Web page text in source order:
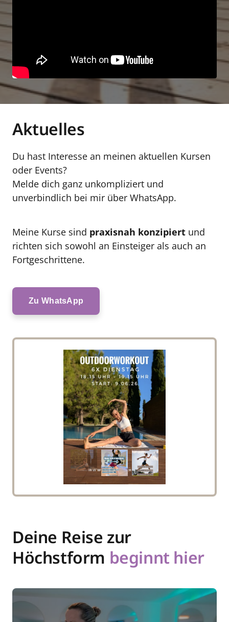
Aktuelles
Du hast Interesse an meinen aktuellen Kursen
oder Events?
Melde dich ganz unkompliziert und
unverbindlich bei mir über WhatsApp.
Meine Kurse sind praxisnah konzipiert und
richten sich sowohl an Einsteiger als auch an
Fortgeschrittene.
Zu WhatsApp
Deine Reise zur
Höchstform beginnt hier